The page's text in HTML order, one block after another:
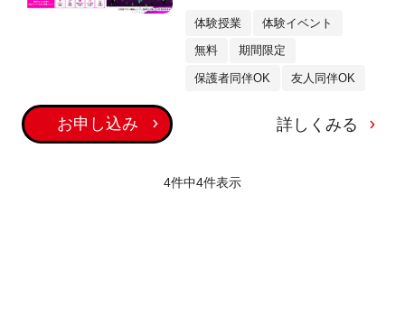
体験授業 体験イベント
無料 期間限定
保護者同伴OK 友人同伴OK
お申し込み 詳しくみる
4件中4件表示